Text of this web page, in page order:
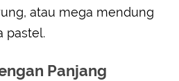
atau mega mendung
pastel.
Panjang